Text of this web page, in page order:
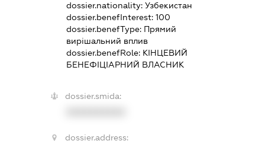
dossier.nationality: Узбекистан
dossier.benefInterest: 100
dossier.benefType: Прямий
вирішальний вплив
dossier.benefRole: КІНЦЕВИЙ
БЕНЕФІЦІАРНИЙ ВЛАСНИК
dossier.smida:
dossier.address: